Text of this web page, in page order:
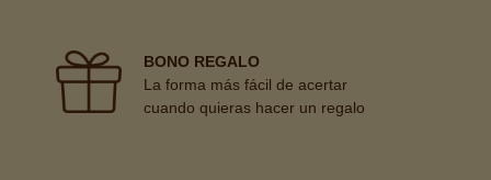
BONO REGALO
La forma más fácil de acertar
cuando quieras hacer un regalo